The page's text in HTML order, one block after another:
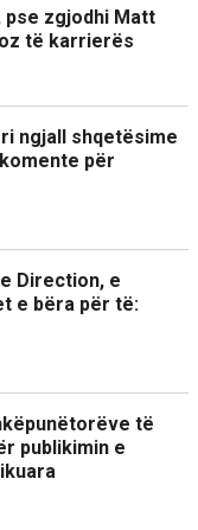
pse zgjodhi Matt
të karrierës
ngjall shqetësime
për
Direction, e
e bëra për të:
të
publikimin e